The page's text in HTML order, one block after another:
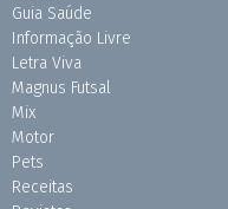
Guia Saúde
Informação Livre
Letra Viva
Magnus Futsal
Mix
Motor
Pets
Receitas